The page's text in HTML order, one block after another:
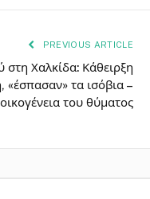
PREVIOUS ARTICLE
Χαλκίδα: Κάθειρξη
τα ισόβια –
του θύματος